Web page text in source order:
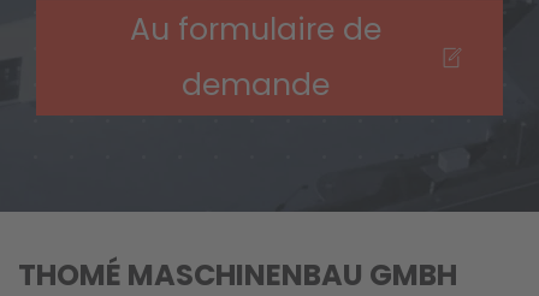
Au formulaire de
demande
THOMÉ MASCHINENBAU GMBH